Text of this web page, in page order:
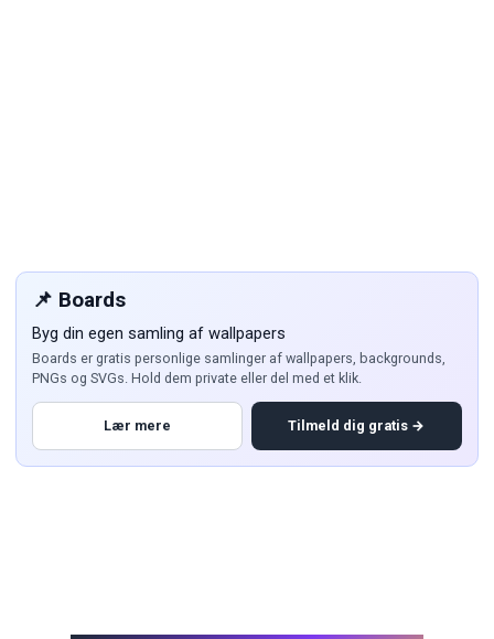
📌 Boards
Byg din egen samling af wallpapers
Boards er gratis personlige samlinger af wallpapers, backgrounds,
PNGs og SVGs. Hold dem private eller del med et klik.
Lær mere Tilmeld dig gratis →